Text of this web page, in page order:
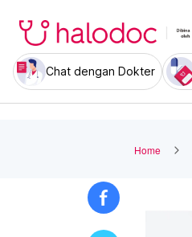
Chat dengan Dokter
Home